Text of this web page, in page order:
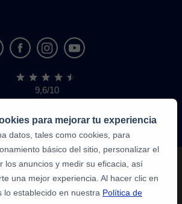
9,6/10
1,339,284
de
alumnos
para mejorar tu experiencia
datos, tales como cookies, para
básico del sitio, personalizar el
los anuncios y medir su eficacia, así
una mejor experiencia. Al hacer clic en
lo establecido en nuestra Política de